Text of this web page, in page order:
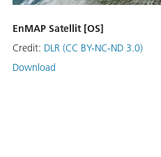
EnMAP Satellit [OS]
Credit: DLR (CC BY-NC-ND 3.0)
Download